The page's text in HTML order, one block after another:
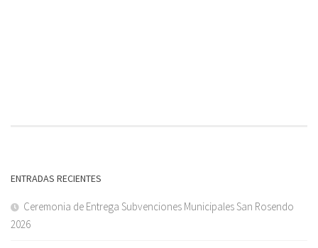
ENTRADAS RECIENTES
Ceremonia de Entrega Subvenciones Municipales San Rosendo
2026